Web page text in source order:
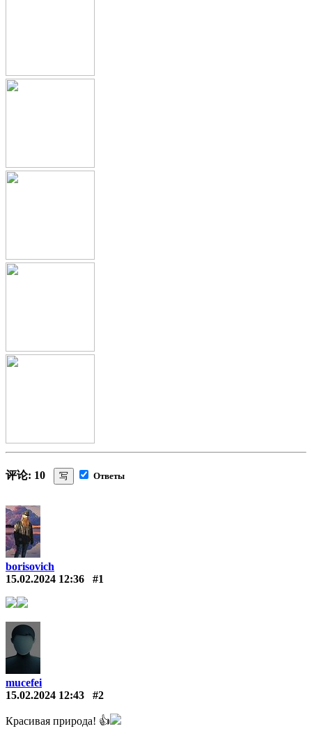
评论: 10 写 Ответы
borisovich
15.02.2024 12:36
#1
mucefei
15.02.2024 12:43
#2
Красивая природа! 👍